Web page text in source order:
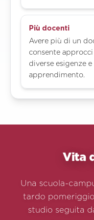
Più docenti
Avere più di un
consente
diverse esigenze
apprendimento.
Vita
Una scuola-
tardo
studio seguita